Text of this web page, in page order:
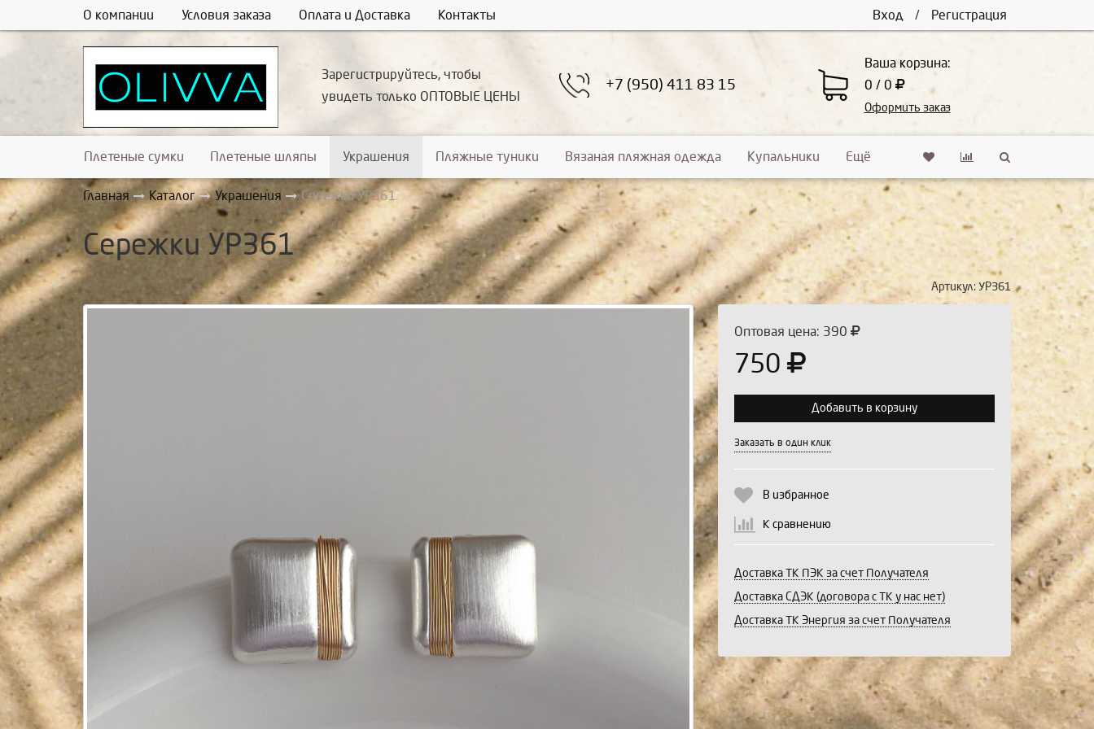
О компании Условия заказа Оплата и Доставка Контакты Вход / Регистрация
Зарегистрируйтесь, чтобы
увидеть только ОПТОВЫЕ ЦЕНЫ
+7 (950) 411 83 15
Ваша корзина:
0 / 0
Оформить заказ
Плетеные сумки Плетеные шляпы Украшения Пляжные туники Вязаная пляжная одежда Купальники Ещё
Главная Каталог Украшения Сережки УР361
Сережки УР361
Артикул: УР361
Оптовая цена: 390
750
Выберите количество:
Добавить в корзину
Заказать в один клик
В избранное
К сравнению
Доставка ТК ПЭК за счет Получателя
Доставка СДЭК (договора с ТК у нас нет)
Доставка ТК Энергия за счет Получателя